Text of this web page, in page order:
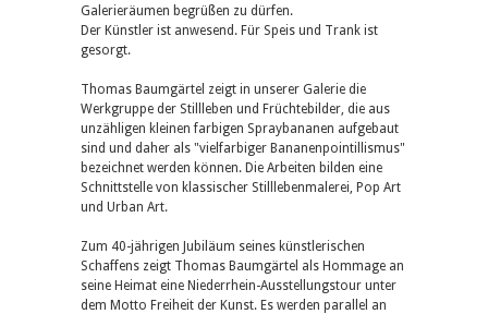
Galerieräumen begrüßen zu dürfen.
Der Künstler ist anwesend. Für Speis und Trank ist
gesorgt.
Thomas Baumgärtel zeigt in unserer Galerie die
Werkgruppe der Stillleben und Früchtebilder, die aus
unzähligen kleinen farbigen Spraybananen aufgebaut
sind und daher als "vielfarbiger Bananenpointillismus"
bezeichnet werden können. Die Arbeiten bilden eine
Schnittstelle von klassischer Stilllebenmalerei, Pop Art
und Urban Art.
Zum 40-jährigen Jubiläum seines künstlerischen
Schaffens zeigt Thomas Baumgärtel als Hommage an
seine Heimat eine Niederrhein-Ausstellungstour unter
dem Motto Freiheit der Kunst. Es werden parallel an